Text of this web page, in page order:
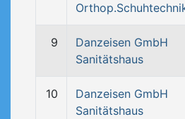
9
Danzeisen GmbH
Sanitätshaus
10
Danzeisen GmbH
Sanitätshaus